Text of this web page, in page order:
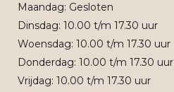
Maandag: Gesloten
Dinsdag: 10.00 t/m 17.30 uur
Woensdag: 10.00 t/m 17.30 uur
Donderdag: 10.00 t/m 17.30 uur
Vrijdag: 10.00 t/m 17.30 uur